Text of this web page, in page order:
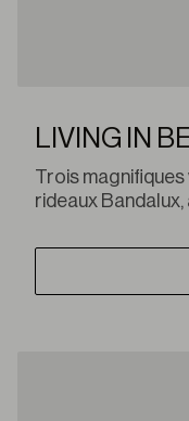
LIVING IN
Trois
rideaux Bandalux,